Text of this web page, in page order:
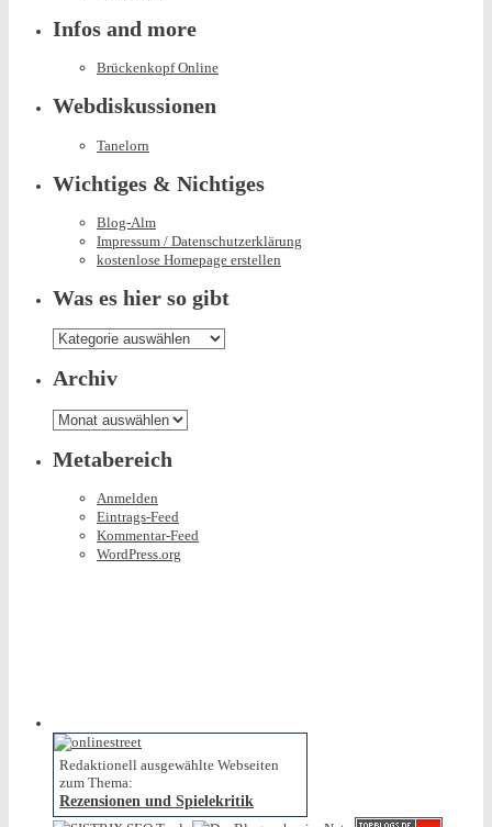
Infos and more
Brückenkopf Online
Webdiskussionen
Tanelorn
Wichtiges & Nichtiges
Blog-Alm
Impressum / Datenschutzerklärung
kostenlose Homepage erstellen
Was es hier so gibt
Was
es
hier
so
gibt
Archiv
Archiv
Metabereich
Anmelden
Eintrags-Feed
Kommentar-Feed
WordPress.org
Redaktionell ausgewählte Webseiten
zum Thema:
Rezensionen und Spielekritik